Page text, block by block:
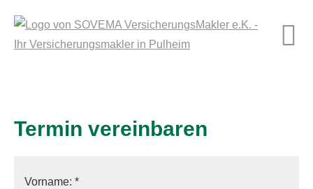
Termin ver­ein­baren
Vorname: *